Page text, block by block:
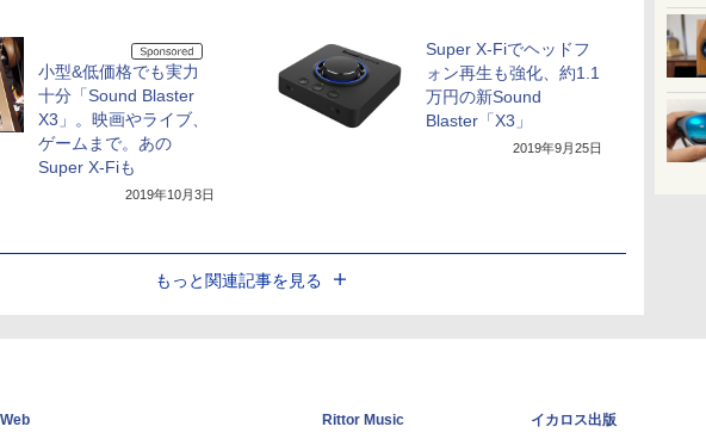
小型&低価格でも実力
十分「Sound Blaster
X3」。映画やライブ、
ゲームまで。あの
Super X-Fiも
2019年10月3日
Super X-Fiでヘッドフ
ォン再生も強化、約1.1
万円の新Sound
Blaster「X3」
2019年9月25日
もっと関連記事を見る
Rittor Music
イカロス出版